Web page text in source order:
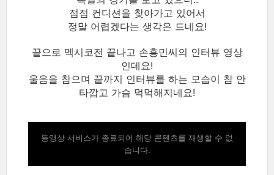
점점 컨디션을 찾아가고 있어서
정말 어렵겠다는 생각은 드네요!
끝으로 멕시코전 끝나고 손흥민씨의 인터뷰 영상
인데요!
울음을 참으며 끝까지 인터뷰를 하는 모습이 참 안
타깝고 가슴 먹먹해지네요!
동영상 서비스가 종료되어 해당 콘텐츠를 재생할 수 없
습니다.